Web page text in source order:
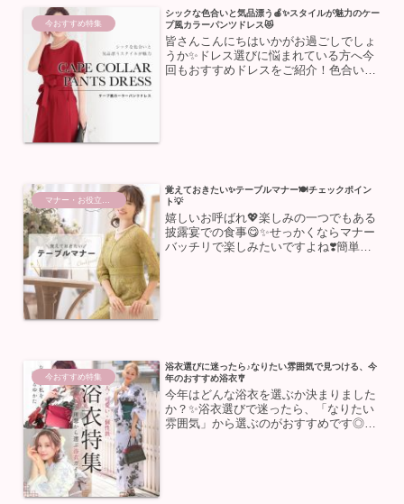
今おすすめ特集
シックな色合いと気品漂う🍎✨スタイルが魅力のケー
プ風カラーパンツドレス😻
皆さんこんにちはいかがお過ごしでしょ
うか✨ドレス選びに悩まれている方へ今
回もおすすめドレスをご紹介！色合いや
マナー・お役立ち情報
覚えておきたい✨テーブルマナー🍽チェックポイン
ト💡
嬉しいお呼ばれ💖楽しみの一つでもある
披露宴での食事😋✨せっかくならマナー
バッチリで楽しみたいですよね❣️簡単チ
今おすすめ特集
浴衣選びに迷ったら♪なりたい雰囲気で見つける、今
年のおすすめ浴衣🎐
今年はどんな浴衣を選ぶか決まりました
か？✨浴衣選びで迷ったら、「なりたい
雰囲気」から選ぶのがおすすめです◎大